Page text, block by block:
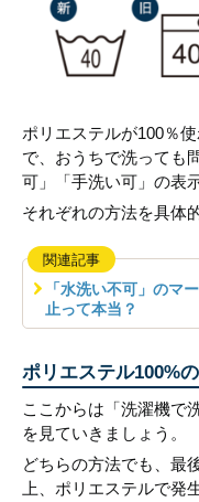
ポリエステルが100％
で、おうちで洗っても
可」「手洗い可」の表
それぞれの方法を具体
関連記事
「水洗い不可」のマ
止って本当？
ポリエステル100%
ここからは「洗濯機で
を見ていきましょう。
どちらの方法でも、最
上、ポリエステルで発